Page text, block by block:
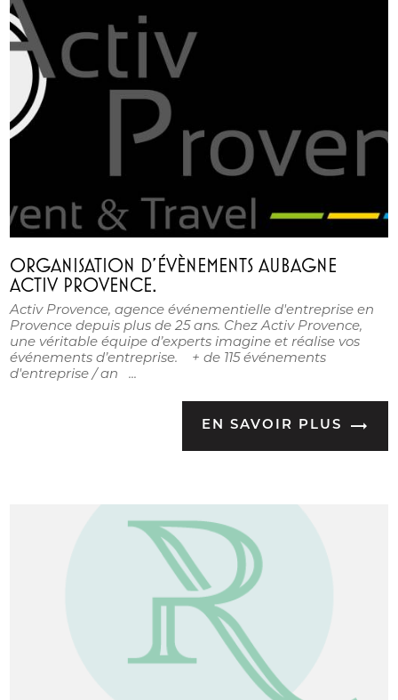
ORGANISATION D'ÉVÈNEMENTS AUBAGNE
ACTIV PROVENCE.
Activ Provence, agence événementielle d'entreprise en
Provence depuis plus de 25 ans. Chez Activ Provence,
une véritable équipe d’experts imagine et réalise vos
événements d’entreprise. + de 115 événements
d'entreprise / an ...
EN SAVOIR PLUS